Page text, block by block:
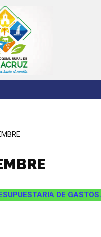
DE GASTOS.